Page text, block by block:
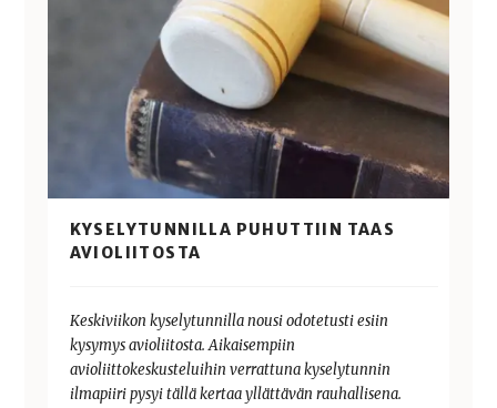
KYSELYTUNNILLA PUHUTTIIN TAAS
AVIOLIITOSTA
Keskiviikon kyselytunnilla nousi odotetusti esiin
kysymys avioliitosta. Aikaisempiin
avioliittokeskusteluihin verrattuna kyselytunnin
ilmapiiri pysyi tällä kertaa yllättävän rauhallisena.